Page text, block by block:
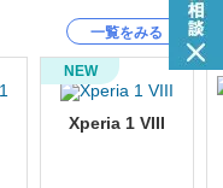
一覧をみる
NEW
Xperia 1 VIII
閉じ